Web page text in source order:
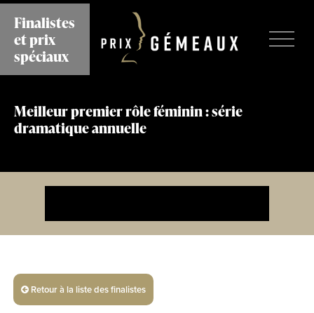
Aller
contenu
principal
Finalistes
et prix
spéciaux
Meilleur premier rôle féminin : série
dramatique annuelle
Retour à la liste des finalistes